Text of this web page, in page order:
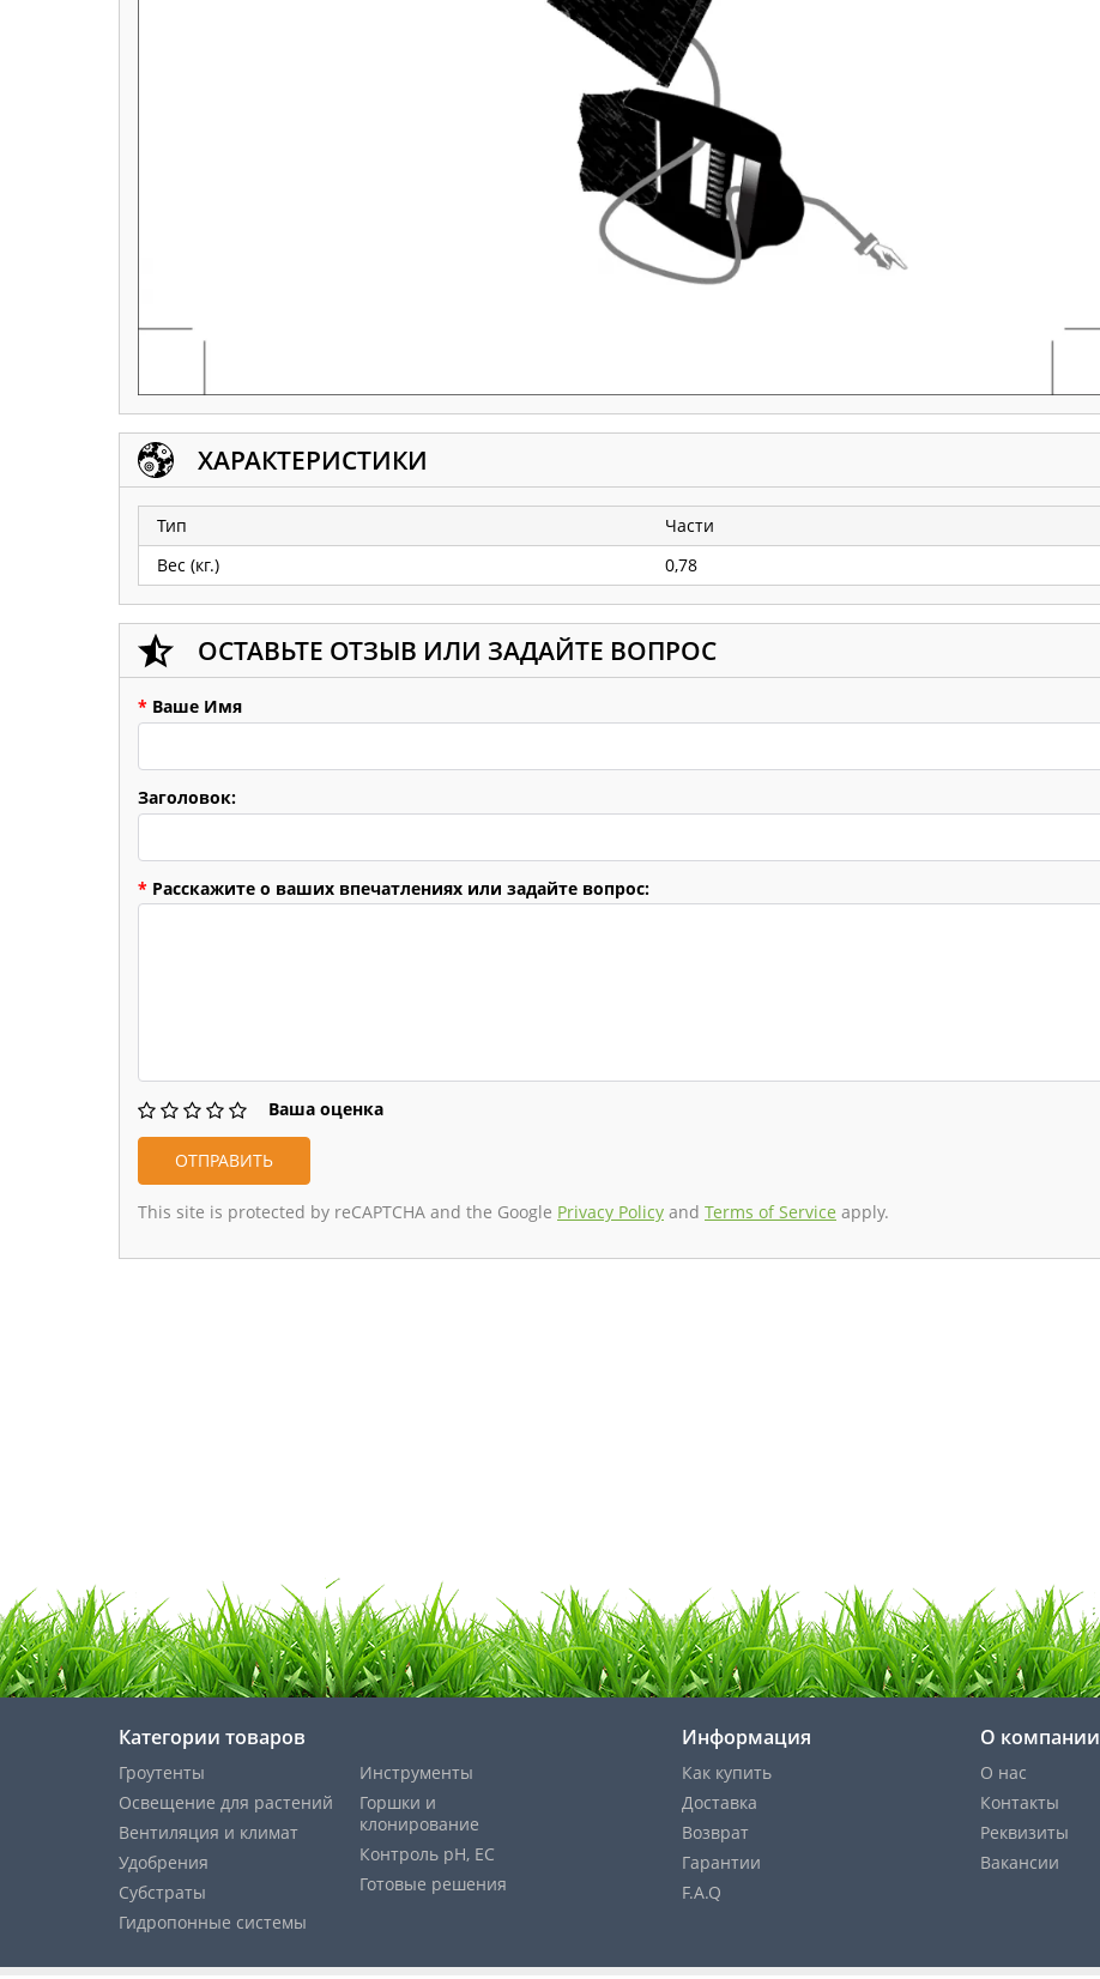
ХАРАКТЕРИСТИКИ
Тип
Части
Вес (кг.)
0,78
ОСТАВЬТЕ ОТЗЫВ ИЛИ ЗАДАЙТЕ ВОПРОС
* Ваше Имя
Заголовок:
* Расскажите о ваших впечатлениях или задайте вопрос:
Ваша оценка
This site is protected by reCAPTCHA and the Google Privacy Policy and Terms of Service apply.
Категории товаров
Гроутенты
Освещение для растений
Вентиляция и климат
Удобрения
Субстраты
Гидропонные системы
Инструменты
Горшки и
клонирование
Контроль pH, EС
Готовые решения
Информация
Как купить
Доставка
Возврат
Гарантии
F.A.Q
О компании
О нас
Контакты
Реквизиты
Вакансии